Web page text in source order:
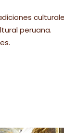
peruana.